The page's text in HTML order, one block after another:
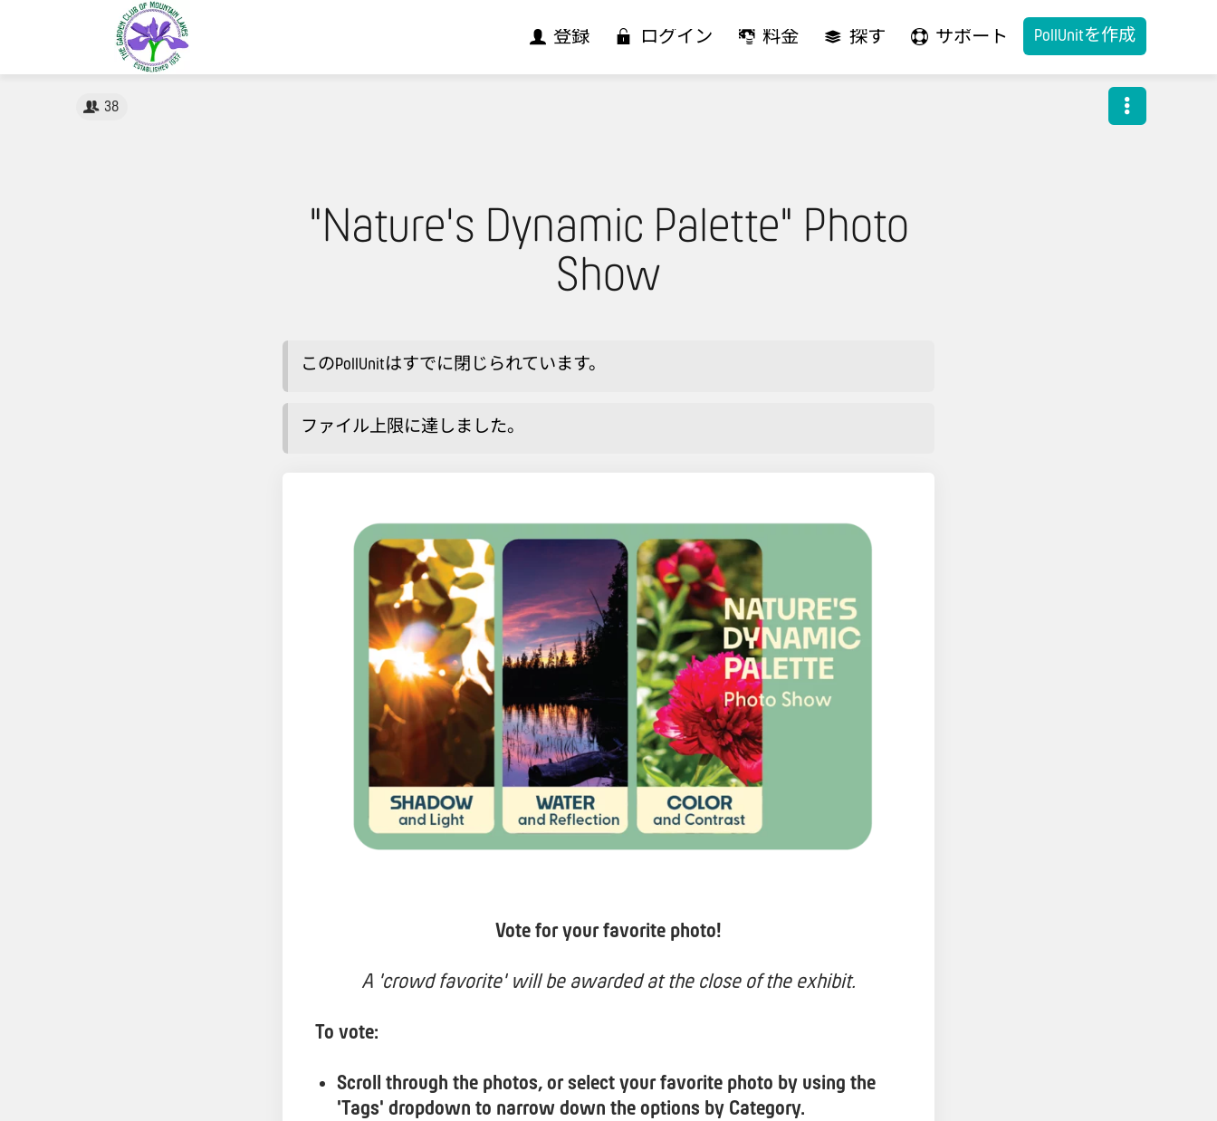
登録 ログイン 料金 探す サポート PollUnitを作成
38
"Nature's Dynamic Palette" Photo
Show
このPollUnitはすでに閉じられています。
ファイル上限に達しました。
Vote for your favorite photo!
A 'crowd favorite' will be awarded at the close of the exhibit.
To vote:
Scroll through the photos, or select your favorite photo by using the
'Tags' dropdown to narrow down the options by Category.